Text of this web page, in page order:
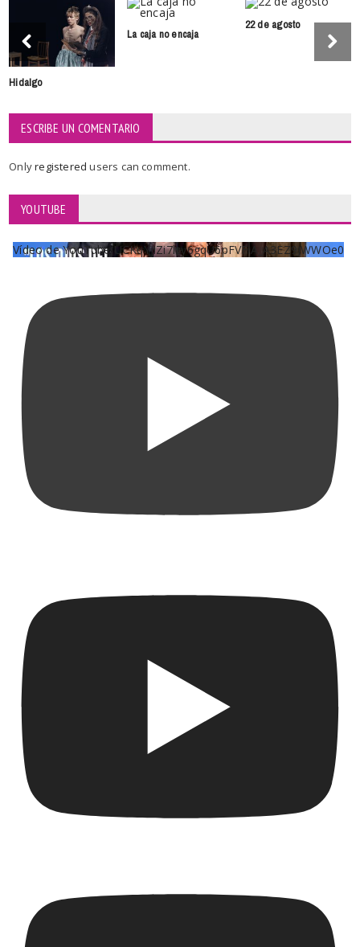
Hidalgo
La caja no encaja
22 de agosto
ESCRIBE UN COMENTARIO
Onlyregisteredusers can comment.
YOUTUBE
Vídeo de YouTube UCKqYjiZi7lzy6gqU6pFVFiA_A3EZ9JWWOe0